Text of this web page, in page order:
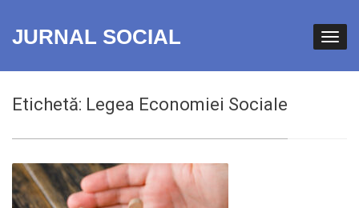
JURNAL SOCIAL
Etichetă: Legea Economiei Sociale